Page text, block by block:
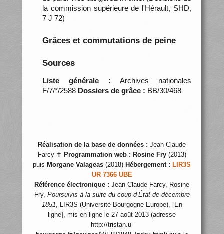
la commission supérieure de l'Hérault, SHD,
7 J 72)
Grâces et commutations de peine
Sources
Liste générale : Archives nationales
F/7/*/2588 Dossiers de grâce : BB/30/468
Réalisation de la base de données : Jean-Claude
Farcy ✝ Programmation web : Rosine Fry(2013)
puis Morgane Valageas (2018) Hébergement : LIR3S
UR 7366 UBE
Référence électronique : Jean-Claude Farcy, Rosine
Fry, Poursuivis à la suite du coup d’État de décembre
1851, LIR3S (Université Bourgogne Europe), [En
ligne], mis en ligne le 27 août 2013 (adresse
http://tristan.u-